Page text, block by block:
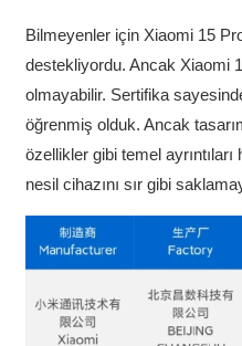
Bilmeyenler için Xiaomi 15
destekliyordu. Ancak Xiaomi
olmayabilir. Sertifika
öğrenmiş olduk. Ancak
özellikler gibi temel
nesil cihazını sır gibi